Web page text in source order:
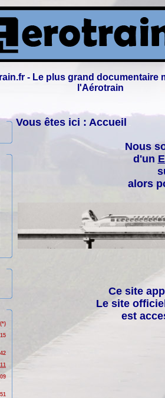
- Le plus grand documentaire
l'Aérotrain
Vous êtes ici : Accueil
Nous
d'un
alors
Ce site
Le site
est